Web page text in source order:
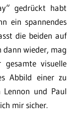
gedrückt habt
ein spannendes
die beiden auf
dann wieder, mag
visuelle
Abbild einer zu
Lennon und Paul
mir sicher.